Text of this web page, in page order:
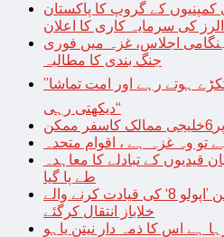
کمپنیوں کے گروپ کا پاکستان
اجلاس، غزہ میں فوری
جنگ بندی کا مطالبہ
’’یا رسول اللہﷺ! ہمارے ٹکڑے ہوتے رہے اور امت تماشا
دیکھتی رہی‘‘
تو وہ غزہ ہے ، اقوام متحدہ
قیدیوں کے تبادلے کا معاہدہ
طے پا گیا
چاند کے پہلے انسانی مشن ’اپولو 8‘ کی قیادت کرنے والے
خلاباز انتقال کرگئے
ہے اس کا ذمہ دار نیتن یاہو